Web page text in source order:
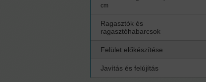
cm
Ragasztók és
ragasztóhabarcsok
Felület előkészítése
Javítás és felújítás